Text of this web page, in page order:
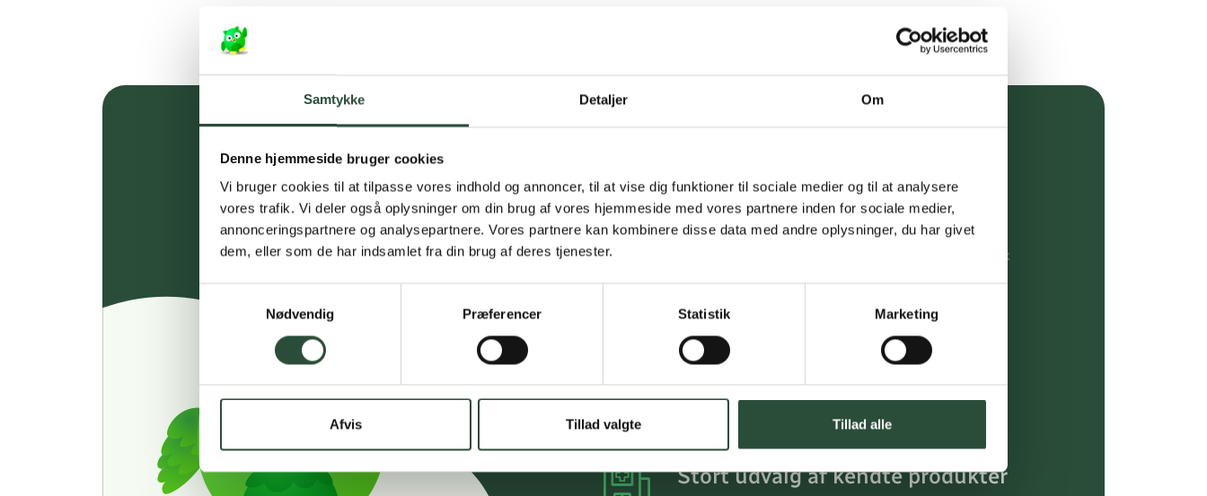
Samtykke Detaljer Om
Denne hjemmeside bruger cookies
Vi bruger cookies til at tilpasse vores indhold og annoncer, til at vise dig funktioner til sociale medier og til at analysere
vores trafik. Vi deler også oplysninger om din brug af vores hjemmeside med vores partnere inden for sociale medier,
annonceringspartnere og analysepartnere. Vores partnere kan kombinere disse data med andre oplysninger, du har givet
dem, eller som de har indsamlet fra din brug af deres tjenester.
Nødvendig
Præferencer Statistik Marketing
Afvis Tillad valgte Tillad alle
Personlig rådgivning
kundeservice@uglecare.dk
Hurtig levering (30 min. i Kbh)
Hurtigt leveringen via GLS, og DAO
Faste lave priser*
*Gælder ikke ernæringsprodukter.
Stort udvalg af kendte produkter